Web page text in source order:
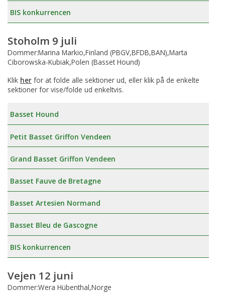
BIS konkurrencen
Stoholm 9 juli
Dommer:Marina Markio,Finland (PBGV,BFDB,BAN),Marta
Ciborowska-Kubiak,Polen (Basset Hound)
Klik her for at folde alle sektioner ud, eller klik på de enkelte
sektioner for vise/folde ud enkeltvis.
Basset Hound
Petit Basset Griffon Vendeen
Grand Basset Griffon Vendeen
Basset Fauve de Bretagne
Basset Artesien Normand
Basset Bleu de Gascogne
BIS konkurrencen
Vejen 12 juni
Dommer:Wera Hübenthal,Norge